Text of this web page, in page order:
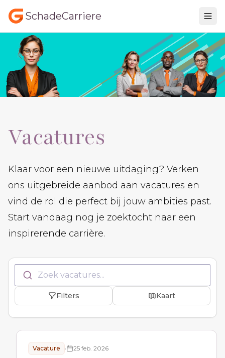
SchadeCarriere
Vacatures
Klaar voor een nieuwe uitdaging? Verken
ons uitgebreide aanbod aan vacatures en
vind de rol die perfect bij jouw ambities past.
Start vandaag nog je zoektocht naar een
inspirerende carrière.
Zoek vacatures...
Filters Kaart
Vacature • 25 feb. 2026